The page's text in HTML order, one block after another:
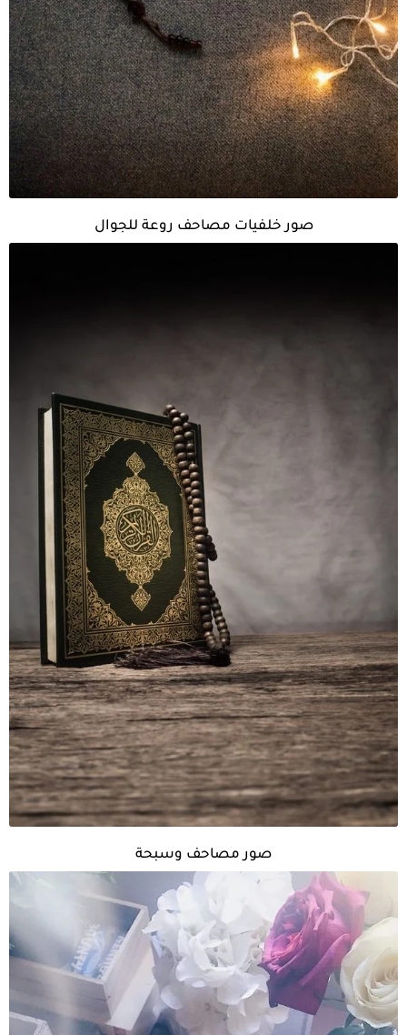
صور خلفيات مصاحف روعة للجوال
صور مصاحف وسبحة